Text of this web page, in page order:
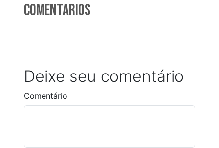
Comentarios
Deixe seu comentário
Comentário